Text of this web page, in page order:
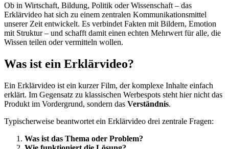
Ob in Wirtschaft, Bildung, Politik oder Wissenschaft – das
Erklärvideo hat sich zu einem zentralen Kommunikationsmittel
unserer Zeit entwickelt. Es verbindet Fakten mit Bildern, Emotion
mit Struktur – und schafft damit einen echten Mehrwert für alle, die
Wissen teilen oder vermitteln wollen.
Was ist ein Erklärvideo?
Ein Erklärvideo ist ein kurzer Film, der komplexe Inhalte einfach
erklärt. Im Gegensatz zu klassischen Werbespots steht hier nicht das
Produkt im Vordergrund, sondern das Verständnis.
Typischerweise beantwortet ein Erklärvideo drei zentrale Fragen:
Was ist das Thema oder Problem?